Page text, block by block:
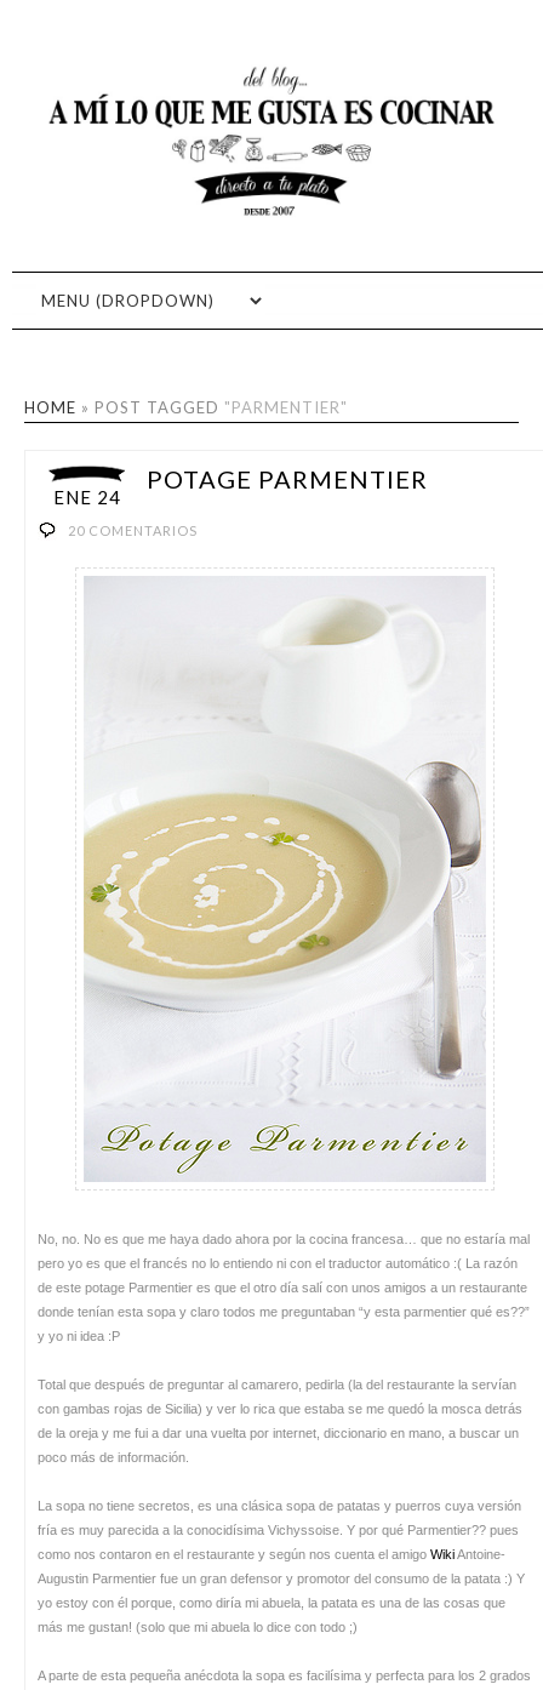
COCINA: A MI LO QUE ME
GUSTA ES COCINAR
COCINAR
HOME » POST TAGGED "PARMENTIER"
ENE 24
POTAGE PARMENTIER
20 COMENTARIOS
No, no. No es que me haya dado ahora por la cocina francesa… que no estaría mal
pero yo es que el francés no lo entiendo ni con el traductor automático :( La razón
de este potage Parmentier es que el otro día salí con unos amigos a un restaurante
donde tenían esta sopa y claro todos me preguntaban “y esta parmentier qué es??”
y yo ni idea :P
Total que después de preguntar al camarero, pedirla (la del restaurante la servían
con gambas rojas de Sicilia) y ver lo rica que estaba se me quedó la mosca detrás
de la oreja y me fui a dar una vuelta por internet, diccionario en mano, a buscar un
poco más de información.
La sopa no tiene secretos, es una clásica sopa de patatas y puerros cuya versión
fría es muy parecida a la conocidísima Vichyssoise. Y por qué Parmentier?? pues
como nos contaron en el restaurante y según nos cuenta el amigo WikiAntoine-
Augustin Parmentier fue un gran defensor y promotor del consumo de la patata :) Y
yo estoy con él porque, como diría mi abuela, la patata es una de las cosas que
más me gustan! (solo que mi abuela lo dice con todo ;)
A parte de esta pequeña anécdota la sopa es facilísima y perfecta para los 2 grados